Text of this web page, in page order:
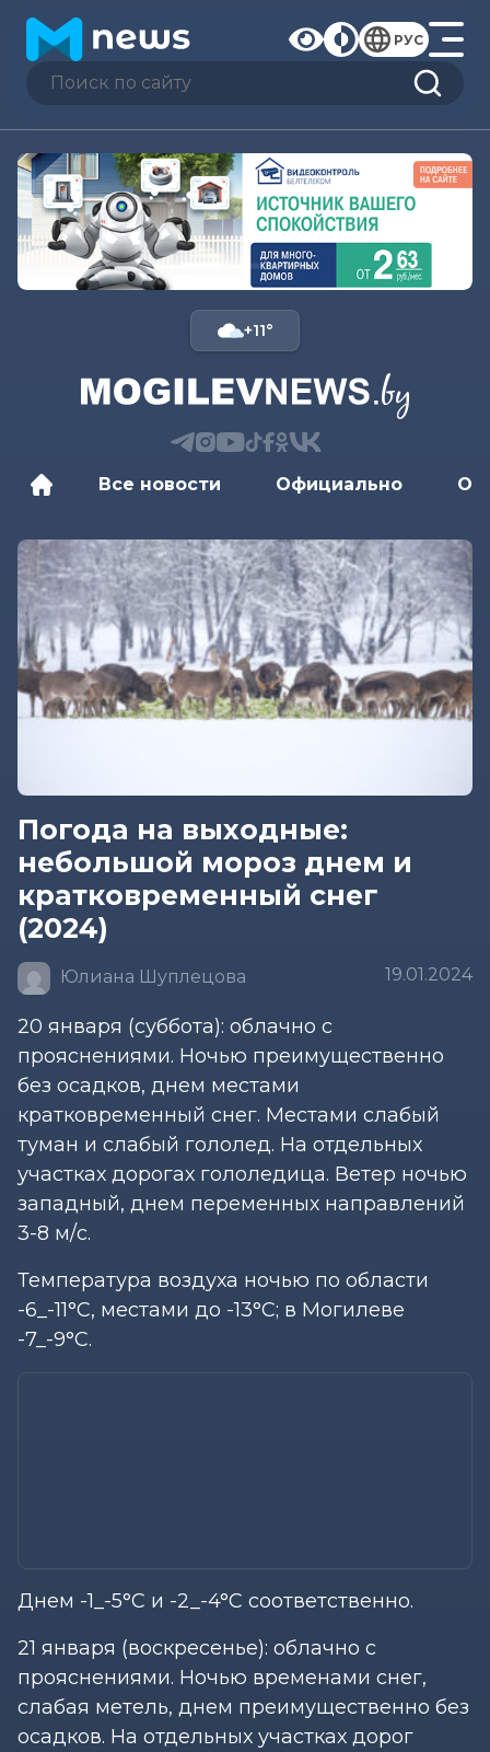
РУС
+11°
Все новости Официально
Погода на выходные:
небольшой мороз днем и
кратковременный снег
(2024)
Юлиана Шуплецова 19.01.2024
20 января (суббота): облачно с
прояснениями. Ночью преимущественно
без осадков, днем местами
кратковременный снег. Местами слабый
туман и слабый гололед. На отдельных
участках дорогах гололедица. Ветер ночью
западный, днем переменных направлений
3-8 м/с.
Температура воздуха ночью по области
-6_-11°С, местами до -13°С; в Могилеве
-7_-9°С.
Днем -1_-5°С и -2_-4°С соответственно.
21 января (воскресенье): облачно с
прояснениями. Ночью временами снег,
слабая метель, днем преимущественно без
осадков. На отдельных участках дорог